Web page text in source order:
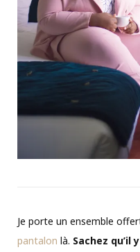
Je porte un ensemble
pantalon là. Sachez qu’il